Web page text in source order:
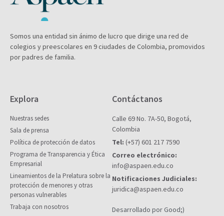
Somos una entidad sin ánimo de lucro que dirige una red de
colegios y preescolares en 9 ciudades de Colombia, promovidos
por padres de familia.
Explora
Nuestras sedes
Sala de prensa
Política de protección de datos
Programa de Transparencia y Ética
Empresarial
Lineamientos de la Prelatura sobre la
protección de menores y otras
personas vulnerables
Trabaja con nosotros
Contáctanos
Calle 69 No. 7A-50, Bogotá,
Colombia
Tel: (+57) 601 217 7590
Correo electrónico:
info@aspaen.edu.co
Notificaciones Judiciales:
juridica@aspaen.edu.co
Desarrollado por Good;)